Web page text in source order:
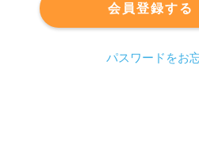
会員登録する
パスワードをお